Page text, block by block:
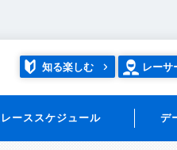
知る楽しむ レーサ
レーススケジュール デ